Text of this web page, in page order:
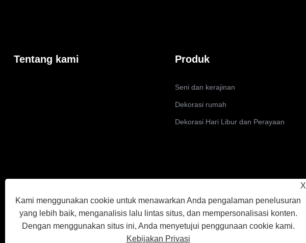
Tentang kami Produk
Seni dan kerajinan
Dekorasi rumah
Dekorasi Hari Libur dan Perayaan
X
Kami menggunakan cookie untuk menawarkan Anda pengalaman penelusuran
yang lebih baik, menganalisis lalu lintas situs, dan mempersonalisasi konten.
Dengan menggunakan situs ini, Anda menyetujui penggunaan cookie kami.
Kebijakan Privasi